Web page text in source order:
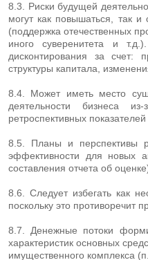
8.3. Риски будущей
могут как повышаться, так
(поддержка отечественных
иного суверенитета и
дисконтирования за счет:
структуры капитала,
8.4. Может иметь место
деятельности бизнеса
ретроспективных
8.5. Планы и перспективы
эффективности для новых
составления отчета об
8.6. Следует избегать как
поскольку это противоречит
8.7. Денежные потоки
характеристик основных
имущественного комплекса